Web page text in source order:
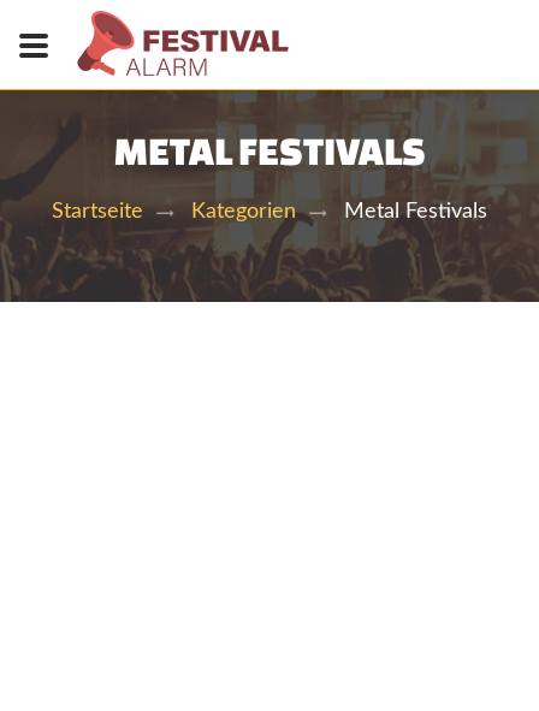
METAL FESTIVALS
Startseite Kategorien Metal Festivals